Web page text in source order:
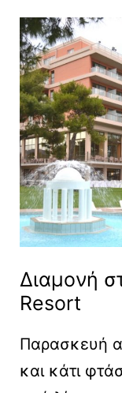
Διαμονή
Resort
Παρασκευή
και κάτι